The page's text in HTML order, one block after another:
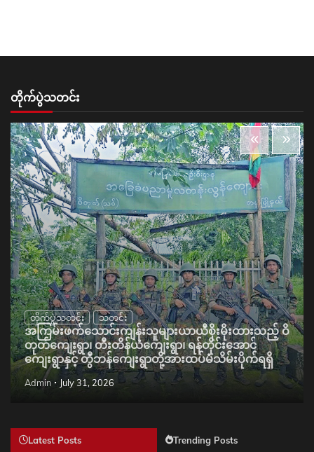
တိုက်ပွဲသတင်း
တိုက်ပွဲသတင်း သတင်း
အကြမ်းဖက်သောင်းကျန်းသူများယာယီစိုးမိုးထားသည့် ဝိ
တုတ်ကျေးရွာ၊ တီးတိန်ယံကျေးရွာ၊ ရန်တိုင်းအောင်
ကျေးရွာနှင့် တွီဘန်ကျေးရွာတို့အားထပ်မံသိမ်းပိုက်ရရှိ
Admin July 31, 2026
Latest Posts Trending Posts